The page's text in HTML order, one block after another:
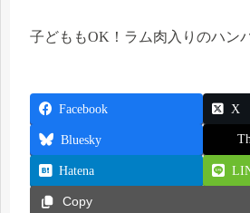
子どももOK！ラム肉入りのハン
Facebook X
Bluesky
Hatena
Copy